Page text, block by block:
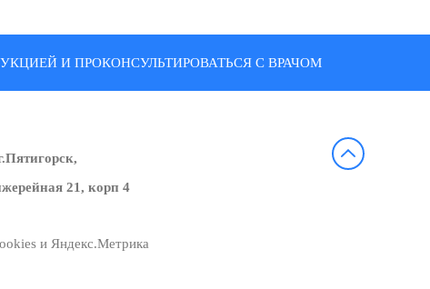
И ПРОКОНСУЛЬТИРОВАТЬСЯ С ВРАЧОМ
21, корп 4
и Яндекс.Метрика